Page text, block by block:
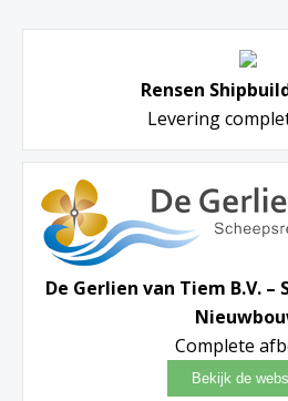
Rensen
Levering
De Gerlien van Tiem B.V. –
Complete